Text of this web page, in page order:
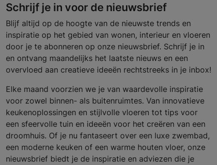
Schrijf je in voor de nieuwsbrief
Blijf altijd op de hoogte van de nieuwste trends en
inspiratie op het gebied van wonen, interieur en vloeren
door je te abonneren op onze nieuwsbrief. Schrijf je in
en ontvang maandelijks het laatste nieuws en een
overvloed aan creatieve ideeën rechtstreeks in je inbox!
Elke maand voorzien we je van waardevolle inspiratie
voor zowel binnen- als buitenruimtes. Van innovatieve
keukenoplossingen en stijlvolle vloeren tot tips voor
een sfeervolle tuin en ideeën voor het creëren van een
droomhuis. Of je nu fantaseert over een luxe zwembad,
een moderne keuken of een warme houten vloer, onze
nieuwsbrief biedt je de inspiratie en adviezen die je